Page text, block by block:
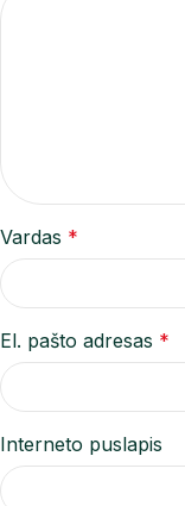
Vardas *
El. pašto adresas *
Interneto puslapis